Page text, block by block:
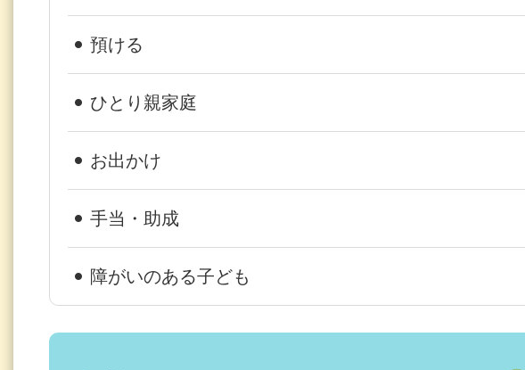
預ける
ひとり親家庭
お出かけ
手当・助成
障がいのある子ども